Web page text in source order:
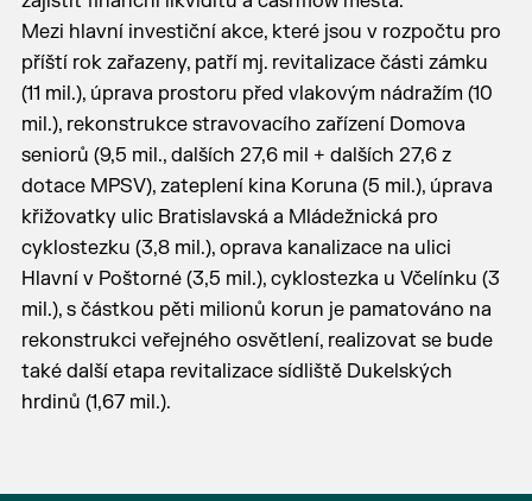
Mezi hlavní investiční akce, které jsou v rozpočtu pro
příští rok zařazeny, patří mj. revitalizace části zámku
(11 mil.), úprava prostoru před vlakovým nádražím (10
mil.), rekonstrukce stravovacího zařízení Domova
seniorů (9,5 mil., dalších 27,6 mil + dalších 27,6 z
dotace MPSV), zateplení kina Koruna (5 mil.), úprava
křižovatky ulic Bratislavská a Mládežnická pro
cyklostezku (3,8 mil.), oprava kanalizace na ulici
Hlavní v Poštorné (3,5 mil.), cyklostezka u Včelínku (3
mil.), s částkou pěti milionů korun je pamatováno na
rekonstrukci veřejného osvětlení, realizovat se bude
také další etapa revitalizace sídliště Dukelských
hrdinů (1,67 mil.).